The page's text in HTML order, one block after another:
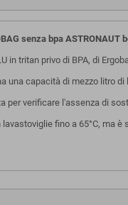
senza bpa ASTRONAUT
in tritan privo di BPA, di
una capacità di mezzo litro
per verificare l'assenza di
fino a 65°C, ma è